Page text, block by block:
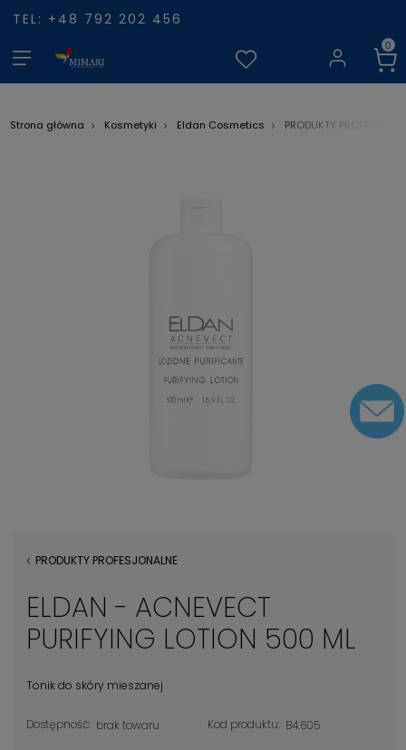
TEL: +48 792 202 456
Strona główna Kosmetyki Eldan Cosmetics PRODUKTY
PRODUKTY PROFESJONALNE
ELDAN - ACNEVECT
PURIFYING LOTION 500 ML
Tonik do skóry mieszanej
Dostępność: brak towaru Kod produktu: B4.605